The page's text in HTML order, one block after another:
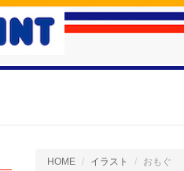
HOME イラスト おもぐ